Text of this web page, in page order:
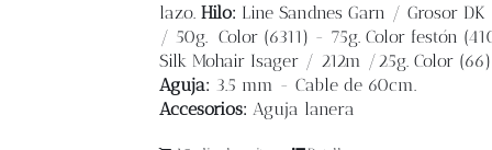
lazo. Hilo: Line Sandnes Garn / Grosor
/ 50g. Color (6311) - 75g. Color festón
Silk Mohair Isager / 212m /25g. Color
Aguja: 3.5 mm - Cable de 60cm.
Accesorios: Aguja lanera